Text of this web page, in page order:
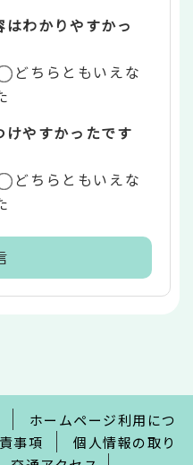
わかりやすかっ
どちらともいえな
やすかったです
どちらともいえな
ホームページ利用につ
事項
個人情報の取り